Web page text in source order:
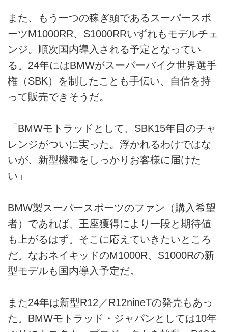
また、もう一つの稼ぎ頭であるスーパースポ
ーツM1000RR、S1000RRいずれもモデルチェ
ンジ。順次国内導入される予定となってい
る。24年にはBMWがスーパーバイク世界選手
権（SBK）を制したことも手伝い、自信を持
って販売できそうだ。
「BMWモトラッドとして、SBK15年目のチャ
レンジがついに実った。浮かれるわけではな
いが、新型機種をしっかりお客様に届けた
い」
BMW製スーパースポーツのファン（購入希望
者）であれば、王座獲得により一段と期待値
も上がるはず。そこに応えていきたいところ
だ。なおネイキッドのM1000R、S1000Rの新
型モデルも国内導入予定だ。
また24年は新型R12／R12nineTの発売もあっ
た。BMWモトラッド・ジャパンとしては10年